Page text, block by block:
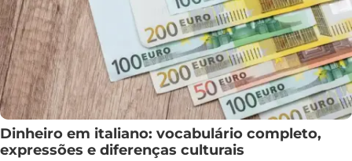
Dinheiro em italiano: vocabulário completo,
expressões e diferenças culturais